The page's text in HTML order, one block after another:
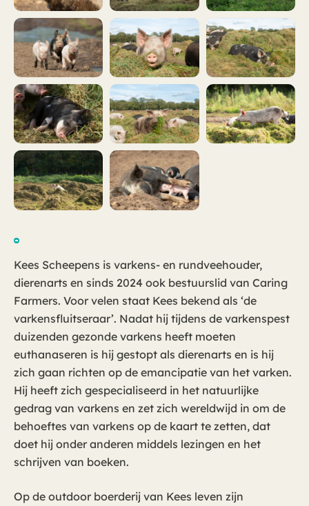
Kees Scheepens is varkens- en rundveehouder,
dierenarts en sinds 2024 ook bestuurslid van Caring
Farmers. Voor velen staat Kees bekend als ‘de
varkensfluitseraar’. Nadat hij tijdens de varkenspest
duizenden gezonde varkens heeft moeten
euthanaseren is hij gestopt als dierenarts en is hij
zich gaan richten op de emancipatie van het varken.
Hij heeft zich gespecialiseerd in het natuurlijke
gedrag van varkens en zet zich wereldwijd in om de
behoeftes van varkens op de kaart te zetten, dat
doet hij onder anderen middels lezingen en het
schrijven van boeken.
Op de outdoor boerderij van Kees leven zijn